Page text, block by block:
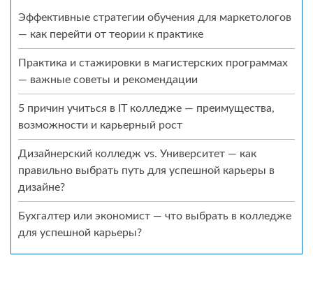
Эффективные стратегии обучения для маркетологов
— как перейти от теории к практике
Практика и стажировки в магистерских программах
— важные советы и рекомендации
5 причин учиться в IT колледже — преимущества,
возможности и карьерный рост
Дизайнерский колледж vs. Университет — как
правильно выбрать путь для успешной карьеры в
дизайне?
Бухгалтер или экономист — что выбрать в колледже
для успешной карьеры?